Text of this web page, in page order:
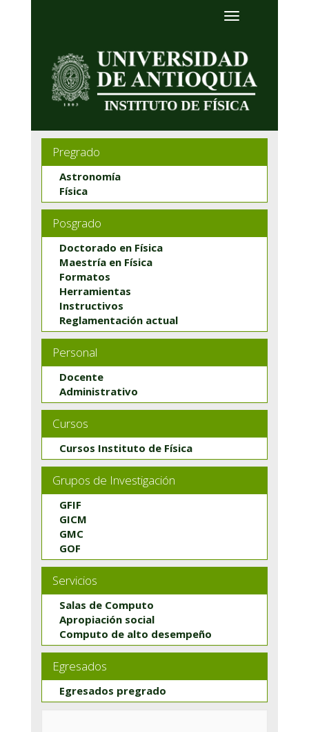
Pregrado
Astronomía
Física
Posgrado
Doctorado en Física
Maestría en Física
Formatos
Herramientas
Instructivos
Reglamentación actual
Personal
Docente
Administrativo
Cursos
Cursos Instituto de Física
Grupos de Investigación
GFIF
GICM
GMC
GOF
Servicios
Salas de Computo
Apropiación social
Computo de alto desempeño
Egresados
Egresados pregrado